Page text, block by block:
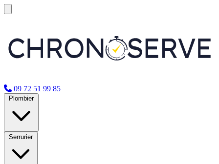
09 72 51 99 85
Plombier
Serrurier